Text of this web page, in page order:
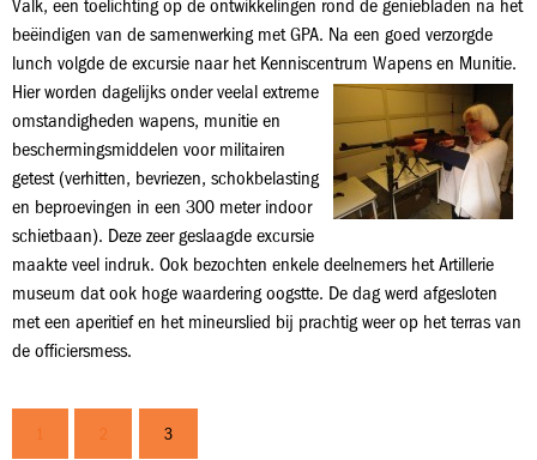
Valk, een toelichting op de ontwikkelingen rond de geniebladen na het
beëindigen van de samenwerking met GPA. Na een goed verzorgde
lunch volgde de excursie naar het Kenniscentrum Wapens en Munitie.
Hier worden dagelijks onder veelal extreme
omstandigheden wapens, munitie en
beschermingsmiddelen voor militairen
getest (verhitten, bevriezen, schokbelasting
en beproevingen in een 300 meter indoor
schietbaan). Deze zeer geslaagde excursie
maakte veel indruk. Ook bezochten enkele deelnemers het Artillerie
museum dat ook hoge waardering oogstte. De dag werd afgesloten
met een aperitief en het mineurslied bij prachtig weer op het terras van
de officiersmess.
1 2 3